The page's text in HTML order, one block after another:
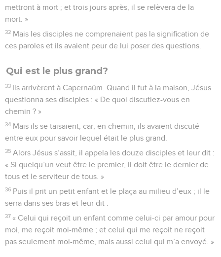
mettront à mort ; et trois jours après, il se relèvera de la
mort. »
32 Mais les disciples ne comprenaient pas la signification de
ces paroles et ils avaient peur de lui poser des questions.
Qui est le plus grand?
33 Ils arrivèrent à Capernaüm. Quand il fut à la maison, Jésus
questionna ses disciples : « De quoi discutiez-vous en
chemin ? »
34 Mais ils se taisaient, car, en chemin, ils avaient discuté
entre eux pour savoir lequel était le plus grand.
35 Alors Jésus s’assit, il appela les douze disciples et leur dit :
« Si quelqu’un veut être le premier, il doit être le dernier de
tous et le serviteur de tous. »
36 Puis il prit un petit enfant et le plaça au milieu d’eux ; il le
serra dans ses bras et leur dit :
37 « Celui qui reçoit un enfant comme celui-ci par amour pour
moi, me reçoit moi-même ; et celui qui me reçoit ne reçoit
pas seulement moi-même, mais aussi celui qui m’a envoyé. »